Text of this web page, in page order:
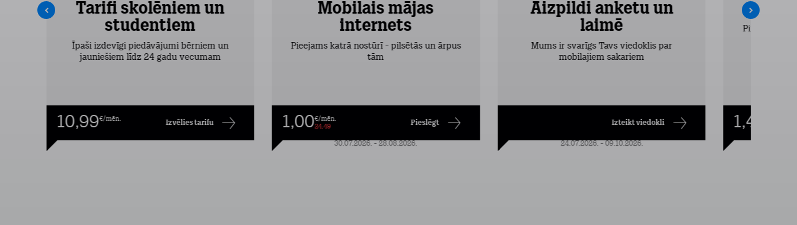
Tarifi skolēniem un
studentiem
Īpaši izdevīgi piedāvājumi bērniem un
jauniešiem līdz 24 gadu vecumam
10,99€/mēn. Izvēlies tarifu
Mobilais mājas
internets
Pieejams katrā nostūrī - pilsētās un ārpus
tām
1,00€/mēn.
24,49
Pieslēgt
30.07.2026. - 28.08.2026.
Aizpildi anketu un
laimē
Mums ir svarīgs Tavs viedoklis par
mobilajiem sakariem
Izteikt viedokli
24.07.2026. - 09.10.2026.
Pirmos 2
1,49